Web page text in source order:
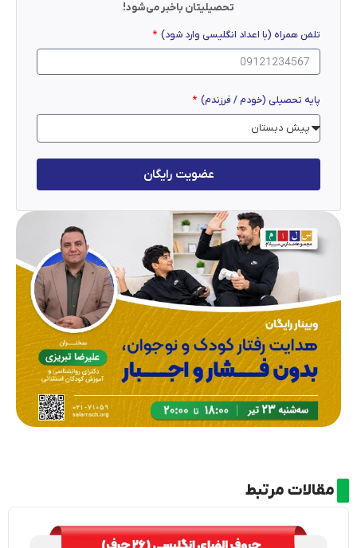
تحصیلیتان باخبر می‌شود!
تلفن همراه (با اعداد انگلیسی وارد شود)
پایه تحصیلی (خودم / فرزندم)
عضویت رایگان
مقالات مرتبط